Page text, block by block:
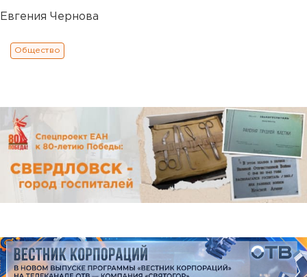
Евгения Чернова
Общество